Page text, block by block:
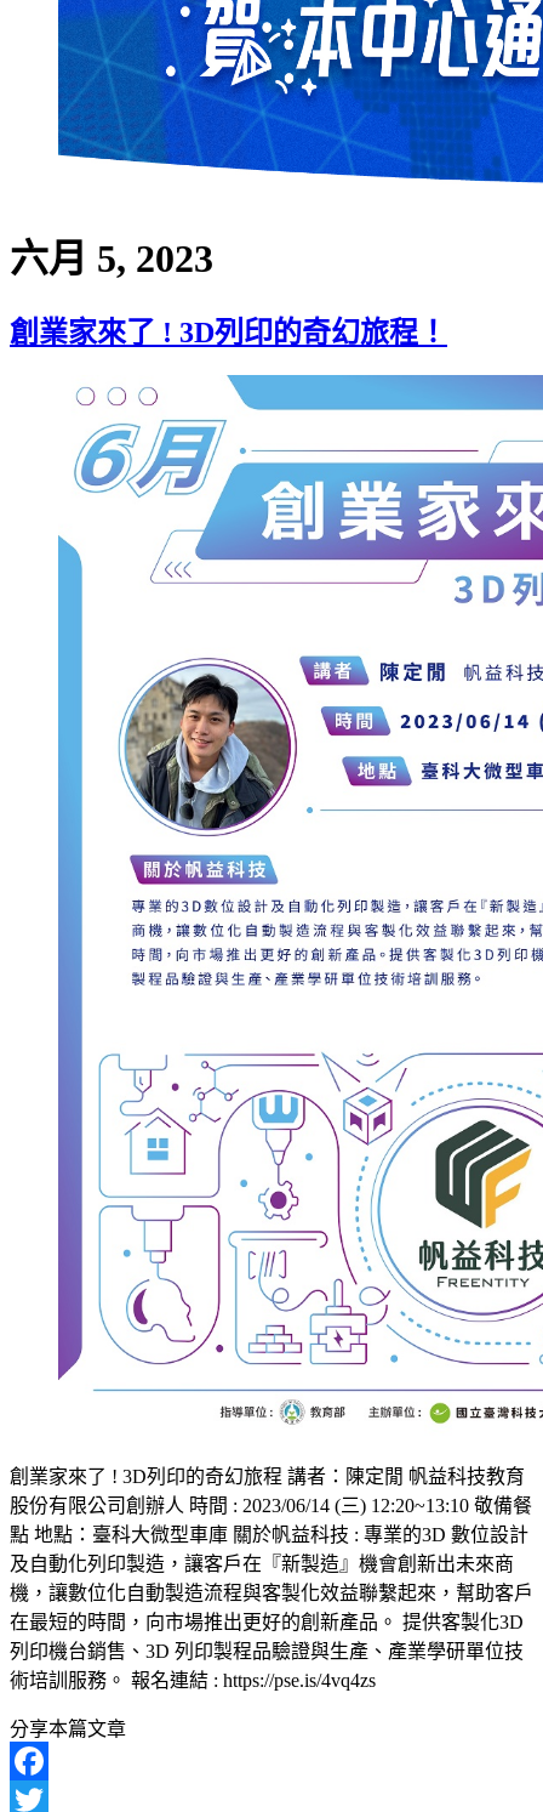
六月 5, 2023
創業家來了 ! 3D列印的奇幻旅程！
創業家來了 ! 3D列印的奇幻旅程 講者：陳定閒 帆益科技教育
股份有限公司創辦人 時間 : 2023/06/14 (三) 12:20~13:10 敬備餐
點 地點：臺科大微型車庫 關於帆益科技 : 專業的3D 數位設計
及自動化列印製造，讓客戶在『新製造』機會創新出未來商
機，讓數位化自動製造流程與客製化效益聯繫起來，幫助客戶
在最短的時間，向市場推出更好的創新產品。 提供客製化3D
列印機台銷售、3D 列印製程品驗證與生產、產業學研單位技
術培訓服務。 報名連結 : https://pse.is/4vq4zs
分享本篇文章
Facebook